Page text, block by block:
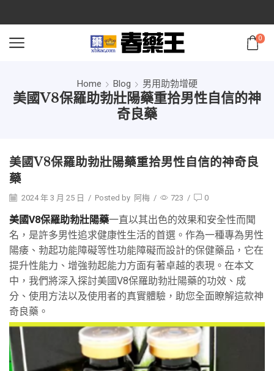
0
Home Blog 男用助勃增硬
美國V8保羅助勃壯陽藥重拾男性自信的神
奇良藥
美國V8保羅助勃壯陽藥重拾男性自信的神奇良
藥
2024 年 3 月 25 日 / Posted by 阿梅 / 723 / 0
美國V8保羅助勃壯陽藥一直以其出色的效果和安全性而聞
名，是許多男性追求健康性生活的首選。作為一種專為男性
陽痿、勃起功能障礙等性功能障礙而設計的保健藥品，它在
提升性能力、增強勃起能力方面有著卓越的表現。在本文
中，我們將深入探討美國V8保羅助勃壯陽藥的功效、成
分、使用方法以及使用者的真實體驗，助您全面瞭解這款神
奇良藥。